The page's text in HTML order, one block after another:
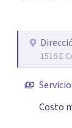
1516 E
Costo